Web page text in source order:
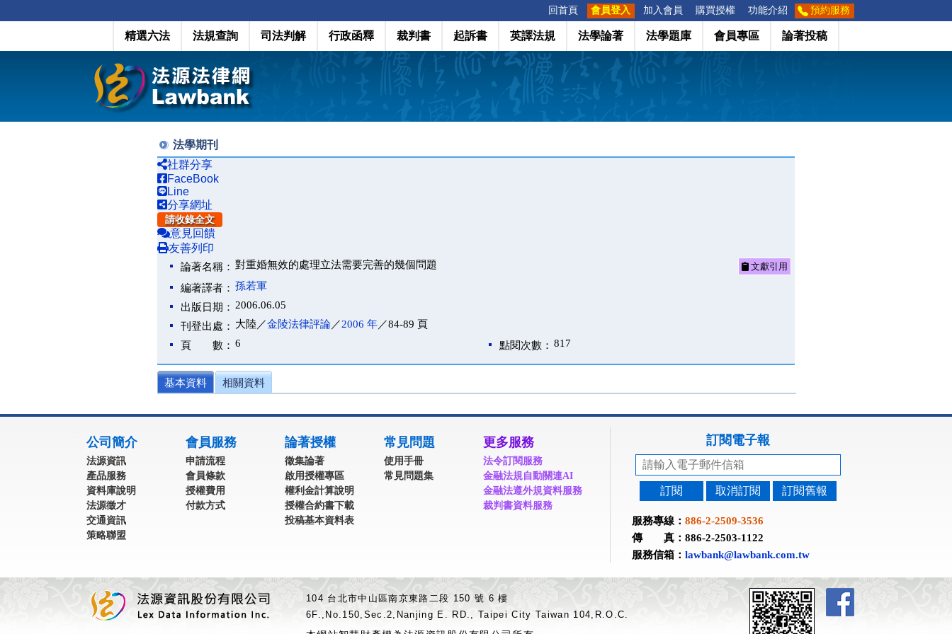
回首頁 會員登入 加入會員 購買授權 功能介紹 預約服務
精選六法 法規查詢 司法判解 行政函釋 裁判書 起訴書 英譯法規 法學論著 法學題庫 會員專區 論著投稿
法學期刊
社群分享
FaceBook
Line
分享網址
請收錄全文
意見回饋
友善列印
論著名稱： 對重婚無效的處理立法需要完善的幾個問題 文獻引用
編著譯者： 孫若軍
出版日期： 2006.06.05
刊登出處： 大陸／金陵法律評論／2006 年／84-89 頁
頁 數： 6 點閱次數： 817
基本資料 相關資料
公司簡介
法源資訊
產品服務
資料庫說明
法源徵才
交通資訊
策略聯盟
會員服務
申請流程
會員條款
授權費用
付款方式
論著授權
徵集論著
啟用授權專區
權利金計算說明
授權合約書下載
投稿基本資料表
常見問題
使用手冊
常見問題集
更多服務
法令訂閱服務
金融法規自動關連AI
金融法遵外規資料服務
裁判書資料服務
訂閱電子報
訂閱 取消訂閱 訂閱舊報
服務專線： 886-2-2509-3536
傳 真：886-2-2503-1122
服務信箱： lawbank@lawbank.com.tw
104 台北市中山區南京東路二段 150 號 6 樓
6F.,No.150,Sec.2,Nanjing E. RD., Taipei City Taiwan 104,R.O.C.